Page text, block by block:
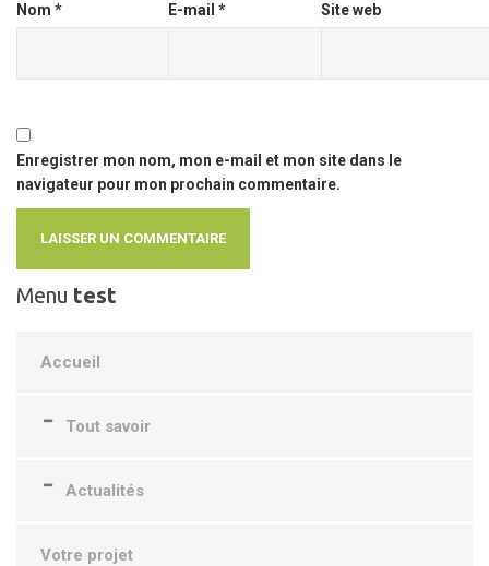
Nom * E-mail* Site web
Enregistrer mon nom, mon e-mail et mon site dans le
navigateur pour mon prochain commentaire.
Menu test
Accueil
Tout savoir
Actualités
Votre projet